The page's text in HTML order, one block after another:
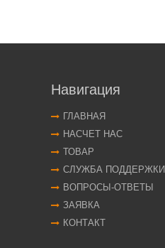
Навигация
ГЛАВНАЯ
НАСЧЕТ НАС
ТОВАР
СЛУЖБА ПОДДЕРЖКИ
ВОПРОСЫ-ОТВЕТЫ
ЗАЯВКА
КОНТАКТ